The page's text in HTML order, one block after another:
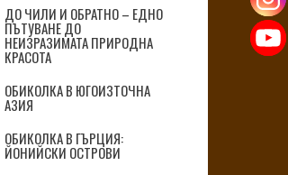
ДО ЧИЛИ И ОБРАТНО – ЕДНО
ПЪТУВАНЕ ДО
НЕИЗРАЗИМАТА ПРИРОДНА
КРАСОТА
ОБИКОЛКА В ЮГОИЗТОЧНА
АЗИЯ
ОБИКОЛКА В ГЪРЦИЯ:
ЙОНИЙСКИ ОСТРОВИ